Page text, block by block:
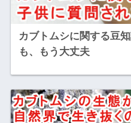
カブトムシに関する豆
も、もう大丈夫